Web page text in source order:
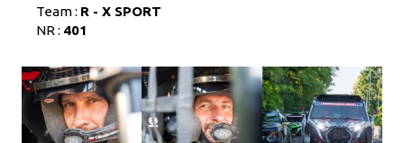
Team : R - X SPORT
NR : 401